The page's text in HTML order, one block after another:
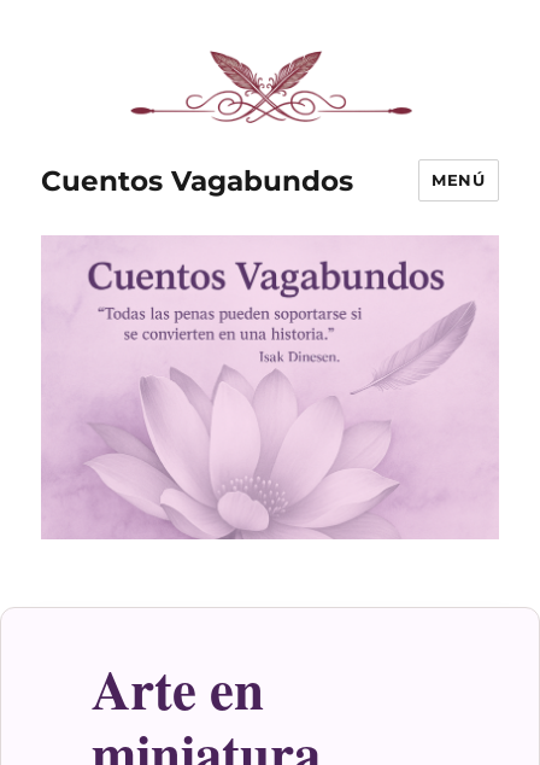
Cuentos Vagabundos MENÚ
Arte en